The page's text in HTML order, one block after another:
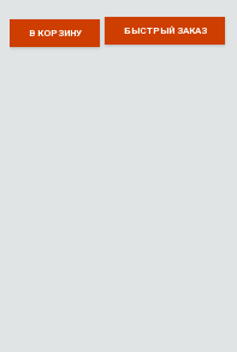
Количество
В КОРЗИНУ БЫСТРЫЙ ЗАКАЗ